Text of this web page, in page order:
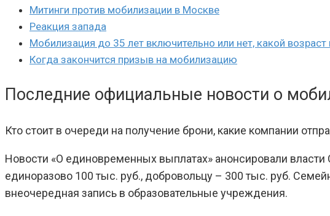
Митинги против мобилизации в Москве
Реакция запада
Мобилизация до 35 лет включительно или нет, какой возраст
Когда закончится призыв на мобилизацию
Последние официальные новости о
Кто стоит в очереди на получение брони, какие компании
Новости «О единовременных выплатах» анонсировали
единоразово 100 тыс. руб., добровольцу – 300 тыс. руб.
внеочередная запись в образовательные учреждения.